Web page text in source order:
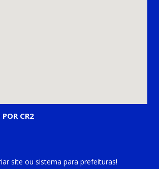
CR2
site ou sistema para prefeituras!